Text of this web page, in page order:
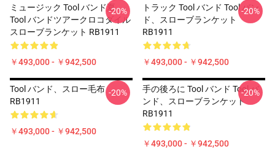
ミュージック Tool バンド夏
Tool バンドツアークロコダイル
スローブランケット RB1911
￥493,000 - ￥942,500
-20%
トラック Tool バンド Tool バン
ド、スローブランケット
RB1911
￥493,000 - ￥942,500
-20%
Tool バンド、スロー毛布
RB1911
￥493,000 - ￥942,500
-20%
手の後ろに Tool バンド Tool バ
ンド、スローブランケット
RB1911
￥493,000 - ￥942,500
-20%